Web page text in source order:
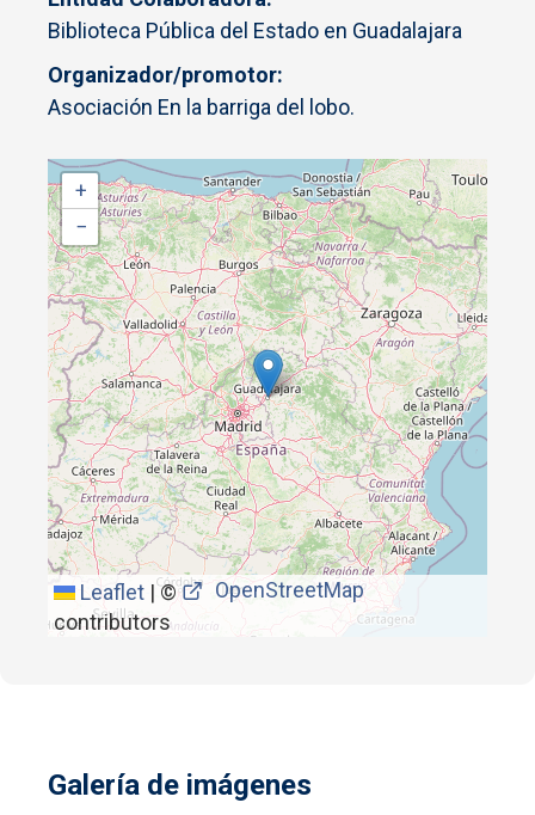
Biblioteca Pública del Estado en Guadalajara
Organizador/promotor
Asociación En la barriga del lobo.
+
−
Leaflet |©
OpenStreetMap
contributors
Galería de imágenes